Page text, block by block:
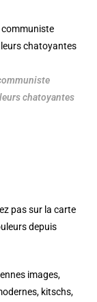
chatoyantes
pas sur la carte
depuis
images,
kitschs,